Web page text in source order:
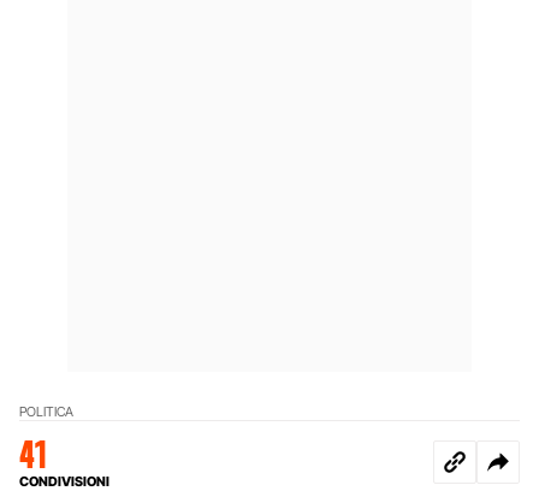
POLITICA
41
CONDIVISIONI